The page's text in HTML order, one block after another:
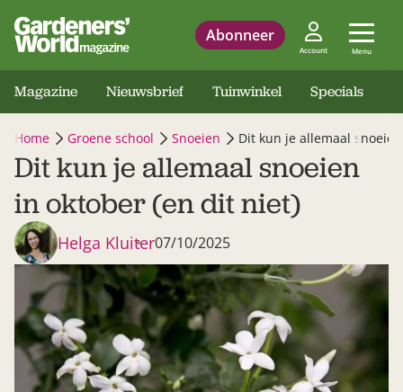
Abonneer
Account Menu
Magazine Nieuwsbrief Tuinwinkel Specials
Home Groene school Snoeien Dit kun je allemaal
Dit kun je allemaal snoeien
in oktober (en dit niet)
Helga Kluiter07/10/2025